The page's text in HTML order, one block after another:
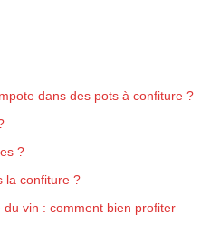
dans des pots à confiture ?
?
la confiture ?
vin : comment bien profiter